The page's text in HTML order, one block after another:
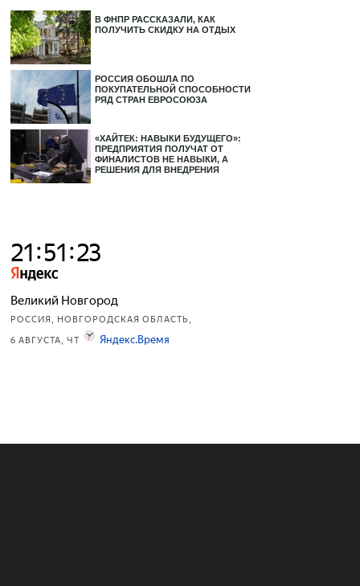
В ФНПР РАССКАЗАЛИ, КАК
ПОЛУЧИТЬ СКИДКУ НА ОТДЫХ
РОССИЯ ОБОШЛА ПО
ПОКУПАТЕЛЬНОЙ СПОСОБНОСТИ
РЯД СТРАН ЕВРОСОЮЗА
«ХАЙТЕК: НАВЫКИ БУДУЩЕГО»:
ПРЕДПРИЯТИЯ ПОЛУЧАТ ОТ
ФИНАЛИСТОВ НЕ НАВЫКИ, А
РЕШЕНИЯ ДЛЯ ВНЕДРЕНИЯ